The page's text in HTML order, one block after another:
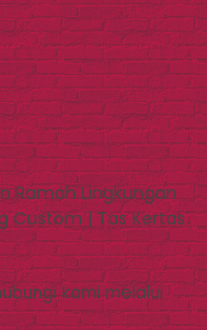
Ramah Lingkungan
Custom | Tas Kertas
kami melalui